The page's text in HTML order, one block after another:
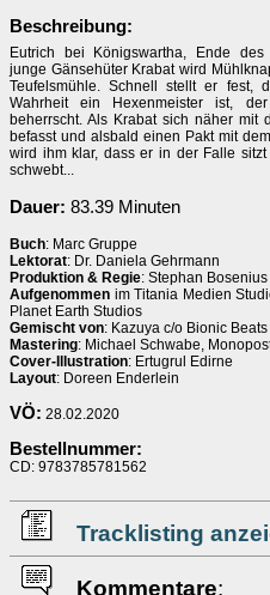
Beschreibung:
Eutrich bei Königswartha, Ende
junge Gänsehüter Krabat wird
Teufelsmühle. Schnell stellt er fest,
Wahrheit ein Hexenmeister ist,
beherrscht. Als Krabat sich näher mit
befasst und alsbald einen Pakt mit
wird ihm klar, dass er in der Falle
schwebt...
Dauer: 83.39 Minuten
Buch: Marc Gruppe
Lektorat: Dr. Daniela Gehrmann
Produktion & Regie: Stephan
Aufgenommen im Titania Medien
Planet Earth Studios
Gemischt von: Kazuya c/o Bionic Beats
Mastering: Michael Schwabe,
Cover-Illustration: Ertugrul Edirne
Layout: Doreen Enderlein
VÖ: 28.02.2020
Bestellnummer:
CD: 9783785781562
Tracklisting
Kommentare: